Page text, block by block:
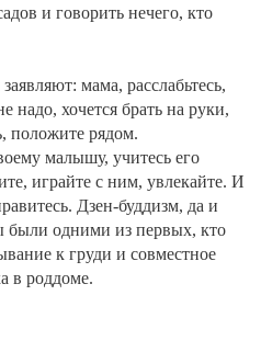
и говорить нечего, кто
мама, расслабьтесь,
надо, хочется брать на руки,
положите рядом.
малышу, учитесь его
играйте с ним, увлекайте. И
Дзен-буддизм, да и
одними из первых, кто
к груди и совместное
в роддоме.